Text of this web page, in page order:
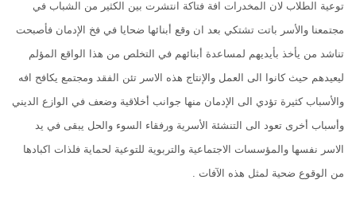
توعية الطلاب لان المخدرات افة فتاكة انتشرت بين الكثير من الشباب في
مجتمعنا والأسر باتت تشتكي بعد ان وقع أبنائها ضحايا في فخ الإدمان فأصبحت
تناشد من يأخذ بأيديهم لمساعدة أبنائهم في التخلص من هذا الواقع المؤلم
ليعيدهم حيث كانوا الى العمل والإنتاج هذه الاسر تئن الفقد ومجتمع يكافح افه
والأسباب كثيرة تؤدي الى الإدمان منها جوانب أخلاقية وضعف في الوازع الديني
وأسباب أخرى تعود الى التنشئة الأسرية ورفقاء السوء والحل يبقى في يد
الاسر نفسها والمؤسسات الاجتماعية والتربوية للتوعية لحماية فلذات اكبادها
من الوقوع ضحية لمثل هذه الآفات .